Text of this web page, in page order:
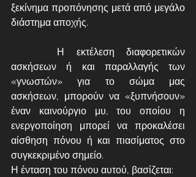
ξεκίνημα προπόνησης μετά από μεγάλο
διάστημα αποχής.
ασκήσεων ή και παραλλαγής των
«γνωστών» για το σώμα μας
ασκήσεων, μπορούν να «ξυπνήσουν»
έναν καινούργιο μυ, του οποίου η
ενεργοποίηση μπορεί να προκαλέσει
αίσθηση πόνου ή και πιασίματος στο
συγκεκριμένο σημείο.
Η ένταση του πόνου αυτού, βασίζεται: